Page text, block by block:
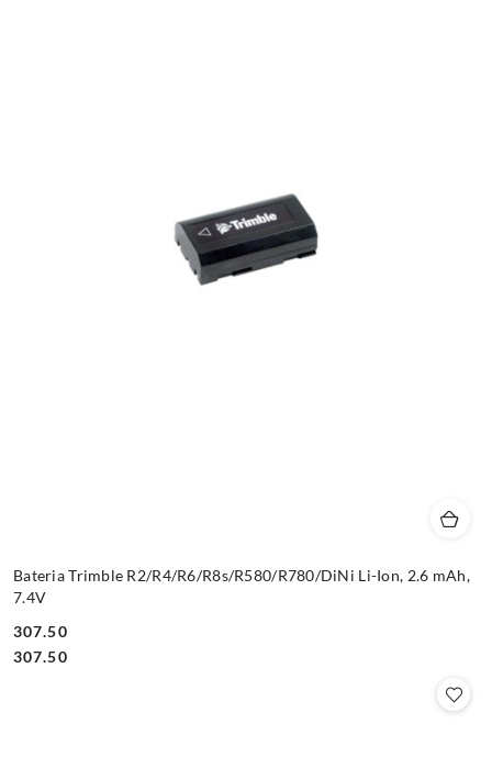
Bateria Trimble R2/R4/R6/R8s/R580/R780/DiNi Li-Ion, 2.6 mAh,
7.4V
Cena:
307.50
Cena:
307.50